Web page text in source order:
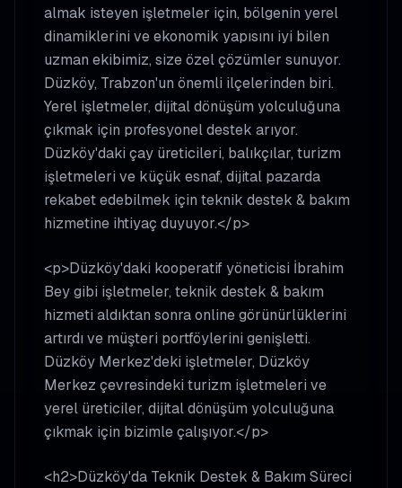
almak isteyen işletmeler için, bölgenin yerel
dinamiklerini ve ekonomik yapısını iyi bilen
uzman ekibimiz, size özel çözümler sunuyor.
Düzköy, Trabzon'un önemli ilçelerinden biri.
Yerel işletmeler, dijital dönüşüm yolculuğuna
çıkmak için profesyonel destek arıyor.
Düzköy'daki çay üreticileri, balıkçılar, turizm
işletmeleri ve küçük esnaf, dijital pazarda
rekabet edebilmek için teknik destek & bakım
hizmetine ihtiyaç duyuyor.</p>
<p>Düzköy'daki kooperatif yöneticisi İbrahim
Bey gibi işletmeler, teknik destek & bakım
hizmeti aldıktan sonra online görünürlüklerini
artırdı ve müşteri portföylerini genişletti.
Düzköy Merkez'deki işletmeler, Düzköy
Merkez çevresindeki turizm işletmeleri ve
yerel üreticiler, dijital dönüşüm yolculuğuna
çıkmak için bizimle çalışıyor.</p>
<h2>Düzköy'da Teknik Destek & Bakım Süreci